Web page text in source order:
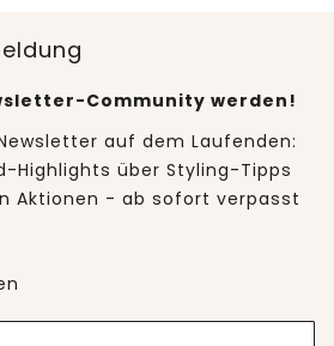
Community werden!
auf dem Laufenden:
Highlights über Styling-Tipps
Aktionen - ab sofort verpasst